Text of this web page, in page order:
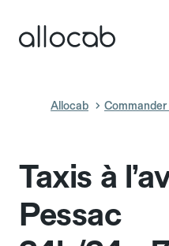
Allocab Commander
Taxis à
Pessac